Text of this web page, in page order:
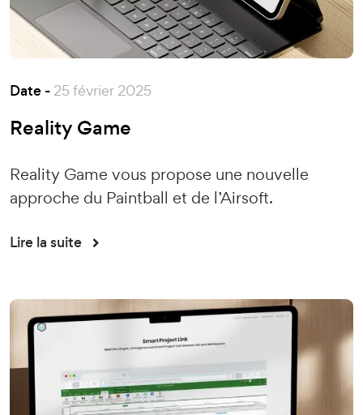
Date - 25 février 2025
Reality Game
Reality Game vous propose une nouvelle
approche du Paintball et de l’Airsoft.
Lire la suite